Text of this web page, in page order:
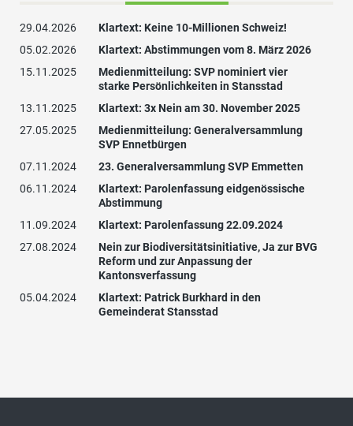
29.04.2026
Klartext: Keine 10-Millionen Schweiz!
05.02.2026
Klartext: Abstimmungen vom 8. März 2026
15.11.2025
Medienmitteilung: SVP nominiert vier
starke Persönlichkeiten in Stansstad
13.11.2025
Klartext: 3x Nein am 30. November 2025
27.05.2025
Medienmitteilung: Generalversammlung
SVP Ennetbürgen
07.11.2024
23. Generalversammlung SVP Emmetten
06.11.2024
Klartext: Parolenfassung eidgenössische
Abstimmung
11.09.2024
Klartext: Parolenfassung 22.09.2024
27.08.2024
Nein zur Biodiversitätsinitiative, Ja zur BVG
Reform und zur Anpassung der
Kantonsverfassung
05.04.2024
Klartext: Patrick Burkhard in den
Gemeinderat Stansstad